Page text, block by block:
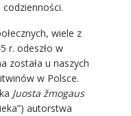
wiele z
r. odeszło w
została u naszych
w Polsce.
Juosta žmogaus
autorstwa